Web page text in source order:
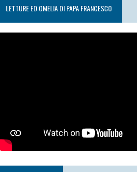
LETTURE ED OMELIA DI PAPA FRANCESCO